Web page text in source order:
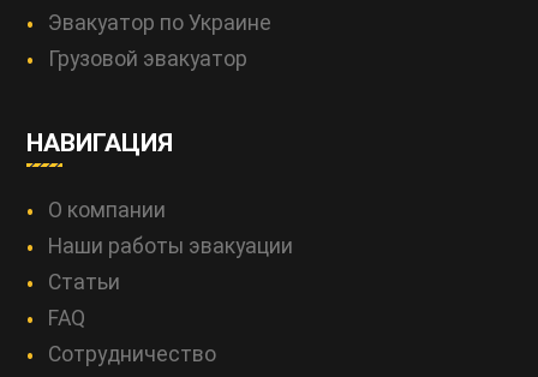
Эвакуатор по Украине
Грузовой эвакуатор
НАВИГАЦИЯ
О компании
Наши работы эвакуации
Статьи
FAQ
Сотрудничество